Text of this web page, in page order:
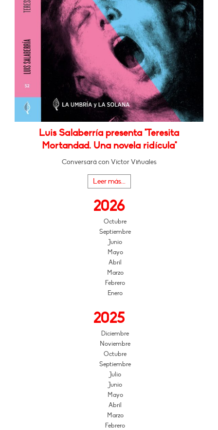
Luis Salaberría presenta "Teresita
Mortandad. Una novela ridícula"
Conversará con Víctor Viñuales
Leer más...
2026
Octubre
Septiembre
Junio
Mayo
Abril
Marzo
Febrero
Enero
2025
Diciembre
Noviembre
Octubre
Septiembre
Julio
Junio
Mayo
Abril
Marzo
Febrero